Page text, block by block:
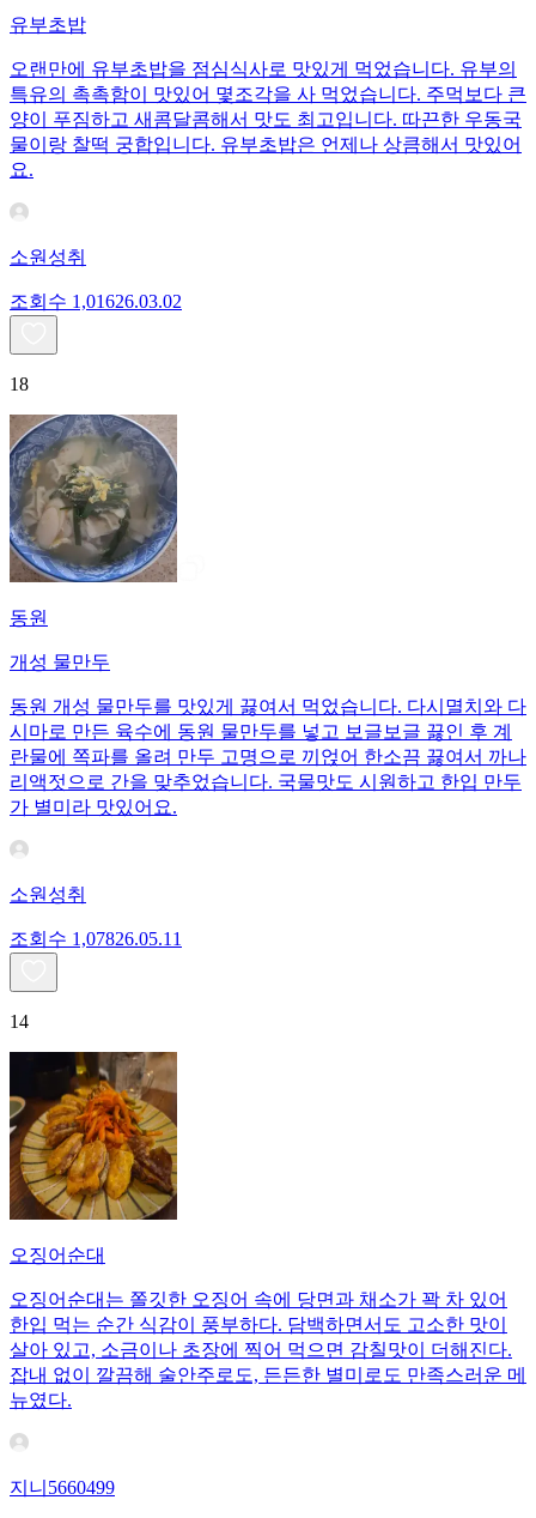
유부초밥
오랜만에 유부초밥을 점심식사로 맛있게 먹었습니다. 유부의
특유의 촉촉함이 맛있어 몇조각을 사 먹었습니다. 주먹보다 큰
양이 푸짐하고 새콤달콤해서 맛도 최고입니다. 따끈한 우동국
물이랑 찰떡 궁합입니다. 유부초밥은 언제나 상큼해서 맛있어
요.
소원성취
조회수 1,01626.03.02
18
동원
개성 물만두
동원 개성 물만두를 맛있게 끓여서 먹었습니다. 다시멸치와 다
시마로 만든 육수에 동원 물만두를 넣고 보글보글 끓인 후 계
란물에 쪽파를 올려 만두 고명으로 끼얹어 한소끔 끓여서 까나
리액젓으로 간을 맞추었습니다. 국물맛도 시원하고 한입 만두
가 별미라 맛있어요.
소원성취
조회수 1,07826.05.11
14
오징어순대
오징어순대는 쫄깃한 오징어 속에 당면과 채소가 꽉 차 있어
한입 먹는 순간 식감이 풍부하다. 담백하면서도 고소한 맛이
살아 있고, 소금이나 초장에 찍어 먹으면 감칠맛이 더해진다.
잡내 없이 깔끔해 술안주로도, 든든한 별미로도 만족스러운 메
뉴였다.
지니5660499